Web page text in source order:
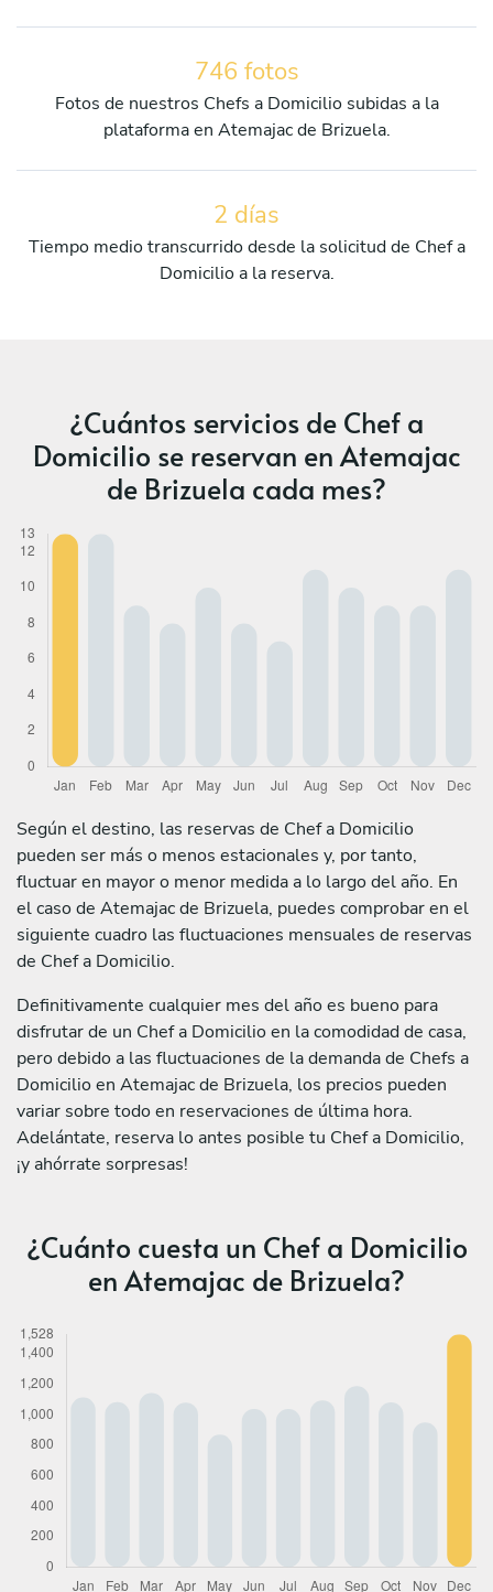
746 fotos
Fotos de nuestros Chefs a Domicilio subidas a la
plataforma en Atemajac de Brizuela.
2 días
Tiempo medio transcurrido desde la solicitud de Chef a
Domicilio a la reserva.
¿Cuántos servicios de Chef a
Domicilio se reservan en Atemajac
de Brizuela cada mes?
Según el destino, las reservas de Chef a Domicilio
pueden ser más o menos estacionales y, por tanto,
fluctuar en mayor o menor medida a lo largo del año. En
el caso de Atemajac de Brizuela, puedes comprobar en el
siguiente cuadro las fluctuaciones mensuales de reservas
de Chef a Domicilio.
Definitivamente cualquier mes del año es bueno para
disfrutar de un Chef a Domicilio en la comodidad de casa,
pero debido a las fluctuaciones de la demanda de Chefs a
Domicilio en Atemajac de Brizuela, los precios pueden
variar sobre todo en reservaciones de última hora.
Adelántate, reserva lo antes posible tu Chef a Domicilio,
¡y ahórrate sorpresas!
¿Cuánto cuesta un Chef a Domicilio
en Atemajac de Brizuela?